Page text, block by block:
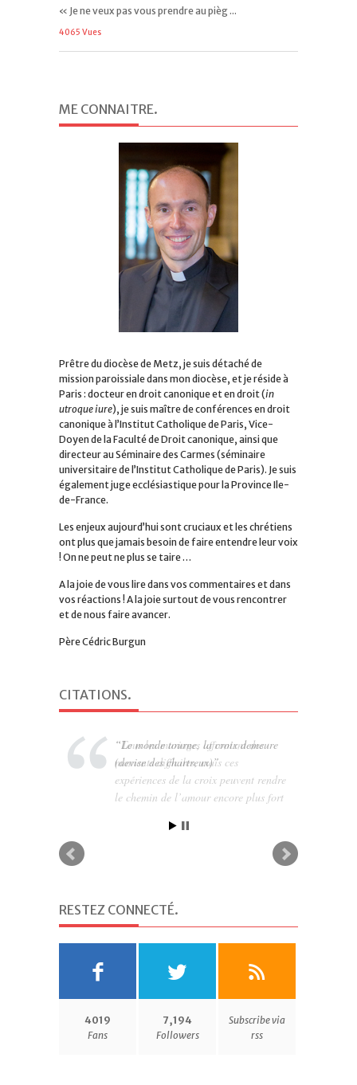
« Je ne veux pas vous prendre au pièg ...
4065 Vues
ME CONNAITRE.
Prêtre du diocèse de Metz, je suis détaché de
mission paroissiale dans mon diocèse, et je réside à
Paris : docteur en droit canonique et en droit (in
utroque iure), je suis maître de conférences en droit
canonique à l’Institut Catholique de Paris, Vice-
Doyen de la Faculté de Droit canonique, ainsi que
directeur au Séminaire des Carmes (séminaire
universitaire de l’Institut Catholique de Paris). Je suis
également juge ecclésiastique pour la Province Ile-
de-France.
Les enjeux aujourd’hui sont cruciaux et les chrétiens
ont plus que jamais besoin de faire entendre leur voix
! On ne peut ne plus se taire …
A la joie de vous lire dans vos commentaires et dans
vos réactions ! A la joie surtout de vous rencontrer
et de nous faire avancer.
Père Cédric Burgun
CITATIONS.
Tous les mariages affrontent des
moments difficiles, mais ces
expériences de la croix peuvent rendre
le chemin de l’amour encore plus fort
RESTEZ CONNECTÉ.